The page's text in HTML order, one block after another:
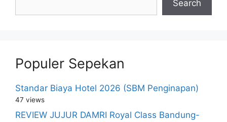
Search
Populer Sepekan
Standar Biaya Hotel 2026 (SBM Penginapan)
47 views
REVIEW JUJUR DAMRI Royal Class Bandung-